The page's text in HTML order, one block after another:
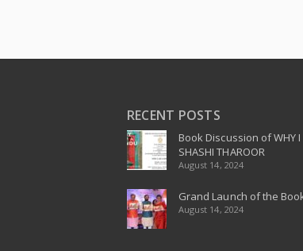
RECENT POSTS
Book Discussion of WHY
SHASHI THAROOR
August 14, 2024
Grand Launch of the
August 14, 2024